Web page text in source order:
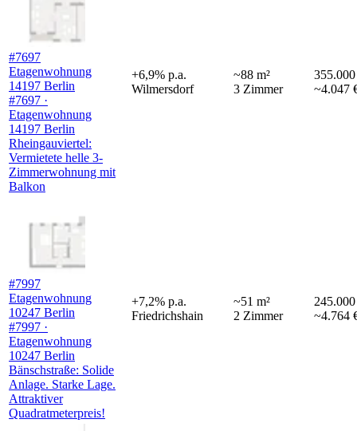
#7697
Etagenwohnung
14197 Berlin
#7697 ·
Etagenwohnung
14197 Berlin
Rheingauviertel:
Vermietete helle 3-
Zimmerwohnung mit
Balkon
+6,9% p.a.
Wilmersdorf
~88 m²
3 Zimmer
~4.047
#7997
Etagenwohnung
10247 Berlin
#7997 ·
Etagenwohnung
10247 Berlin
Bänschstraße: Solide
Anlage. Starke Lage.
Attraktiver
Quadratmeterpreis!
+7,2% p.a.
Friedrichshain
~51 m²
2 Zimmer
~4.764